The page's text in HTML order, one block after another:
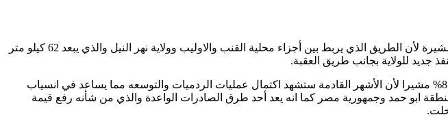
كشفت اللجنة الفنية لطريق عقبة ياس القومي عن إكتمال أعمال التوسعة والردميات بالطريق بنسبة 85% مشيرة لأن الطريق الذي يربط بين أجزاء محلية القنب والاوليب وولاية نهر النيل والذي يبعد 62 كيلو متر
أعلن مدير مشروع فتح عقبة ياس المهندس محمد الأمين هيكل عن إكتمال توسعة وردميات الطريق بنسبة 85% مشيرا لأن الأشهر القادمة ستشهد اكتمال عمليات الردميات والتوسعه مما يساعد في انسياب
منطقة ابو حمد وجمهورية مصر كما انه يعد أحد طرق الصادرات الواعدة والذي من شأنه رفع قيمة
خلت.